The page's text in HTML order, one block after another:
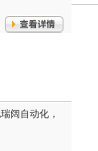
阔自动化，